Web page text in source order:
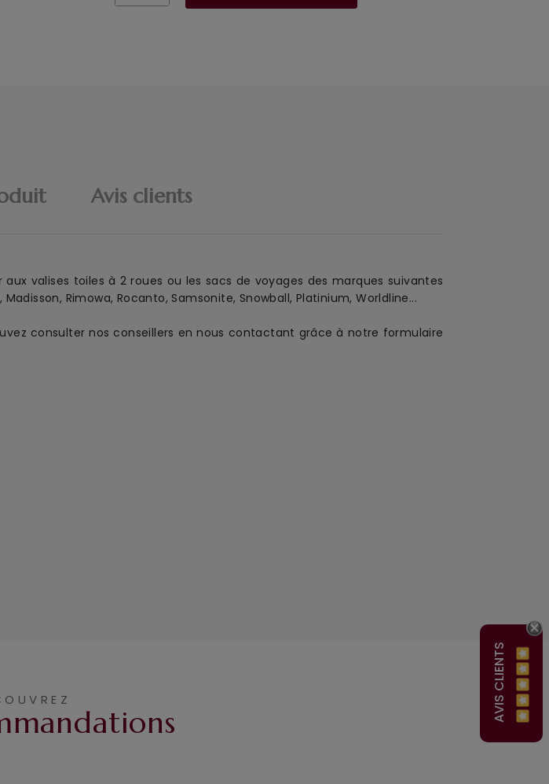
Avis clients
aux valises toiles à 2 roues ou les sacs de voyages des marques suivantes
Rimowa, Rocanto, Samsonite, Snowball, Platinium, Worldline...
consulter nos conseillers en nous contactant grâce à notre formulaire
AVIS CLIENTS